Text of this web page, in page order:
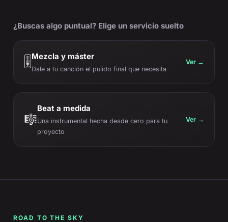
¿Buscas algo puntual? Elige un servicio suelto
🎚️ Mezcla y máster
Dale a tu canción el pulido final que necesita
Ver →
🎼
Beat a medida
Una instrumental hecha desde cero para tu
proyecto
Ver →
ROAD TO THE SKY